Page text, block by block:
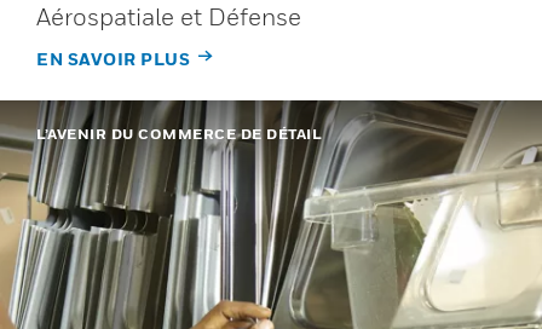
Aérospatiale et Défense
EN SAVOIR PLUS
L’AVENIR DU COMMERCE DE DÉTAIL